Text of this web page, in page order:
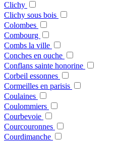
Clichy
Clichy sous bois
Colombes
Combourg
Combs la ville
Conches en ouche
Conflans sainte honorine
Corbeil essonnes
Cormeilles en parisis
Coulaines
Coulommiers
Courbevoie
Courcouronnes
Courdimanche